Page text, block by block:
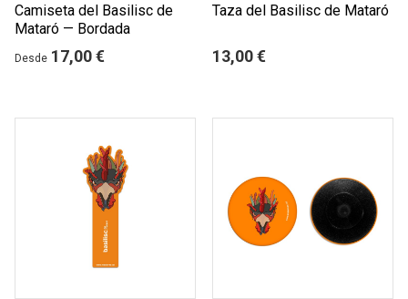
Camiseta del Basilisc de
Mataró — Bordada
Desde 17,00 €
Taza del Basilisc de Mataró
13,00 €